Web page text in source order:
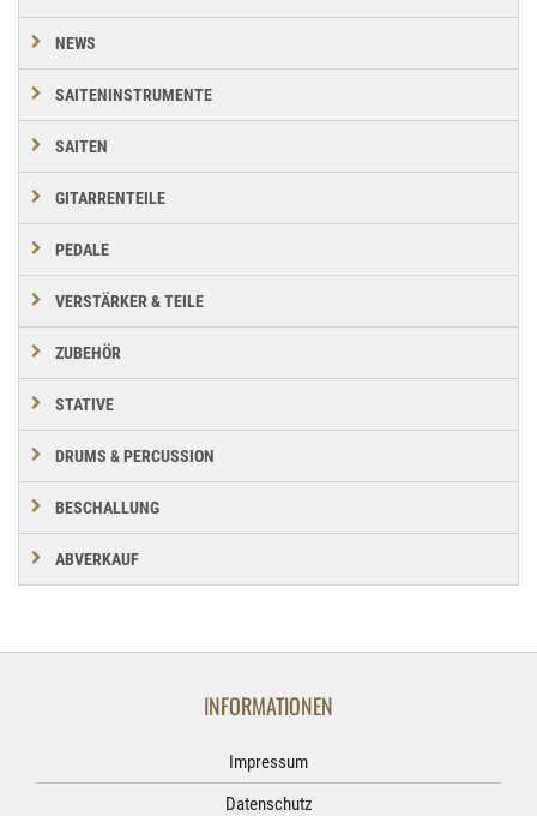
NEWS
SAITENINSTRUMENTE
SAITEN
GITARRENTEILE
PEDALE
VERSTÄRKER & TEILE
ZUBEHÖR
STATIVE
DRUMS & PERCUSSION
BESCHALLUNG
ABVERKAUF
INFORMATIONEN
Impressum
Datenschutz